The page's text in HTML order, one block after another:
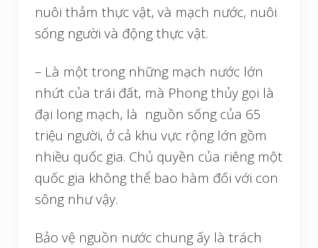
nuôi thảm thực vật, và mạch nước, nuôi
sống người và động thực vật.
– Là một trong những mạch nước lớn
nhứt của trái đất, mà Phong thủy gọi là
đại long mạch, là nguồn sống của 65
triệu người, ở cả khu vực rộng lớn gồm
nhiều quốc gia. Chủ quyền của riêng một
quốc gia không thể bao hàm đối với con
sông như vậy.
Bảo vệ nguồn nước chung ấy là trách